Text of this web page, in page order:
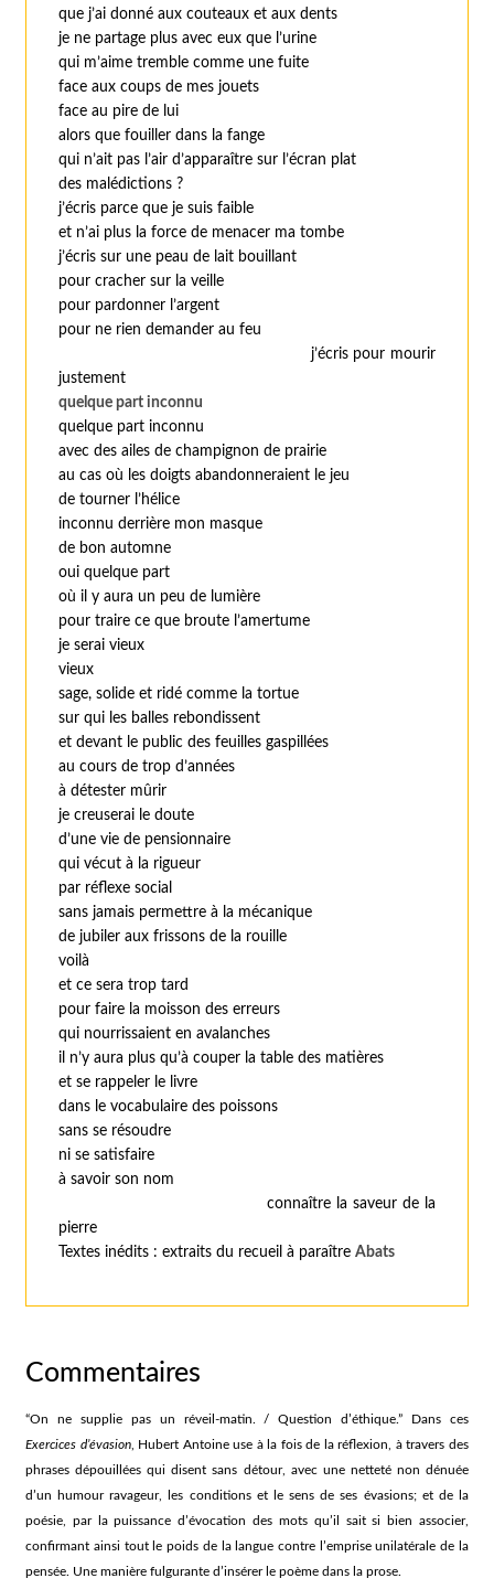
que j’ai donné aux couteaux et aux dents
je ne partage plus avec eux que l’urine
qui m’aime tremble comme une fuite
face aux coups de mes jouets
face au pire de lui
alors que fouiller dans la fange
qui n’ait pas l’air d’apparaître sur l’écran plat
des malédictions ?
j’écris parce que je suis faible
et n’ai plus la force de menacer ma tombe
j’écris sur une peau de lait bouillant
pour cracher sur la veille
pour pardonner l’argent
pour ne rien demander au feu
j’écris pour mourir
justement
quelque part inconnu
quelque part inconnu
avec des ailes de champignon de prairie
au cas où les doigts abandonneraient le jeu
de tourner l’hélice
inconnu derrière mon masque
de bon automne
oui quelque part
où il y aura un peu de lumière
pour traire ce que broute l’amertume
je serai vieux
vieux
sage, solide et ridé comme la tortue
sur qui les balles rebondissent
et devant le public des feuilles gaspillées
au cours de trop d’années
à détester mûrir
je creuserai le doute
d’une vie de pensionnaire
qui vécut à la rigueur
par réflexe social
sans jamais permettre à la mécanique
de jubiler aux frissons de la rouille
voilà
et ce sera trop tard
pour faire la moisson des erreurs
qui nourrissaient en avalanches
il n’y aura plus qu’à couper la table des matières
et se rappeler le livre
dans le vocabulaire des poissons
sans se résoudre
ni se satisfaire
à savoir son nom
connaître la saveur de la
pierre
Textes inédits : extraits du recueil à paraîtreAbats
Commentaires
“On ne supplie pas un réveil-matin. / Question d’éthique.” Dans ces
Exercices d’évasion, Hubert Antoine use à la fois de la réflexion, à travers des
phrases dépouillées qui disent sans détour, avec une netteté non dénuée
d’un humour ravageur, les conditions et le sens de ses évasions; et de la
poésie, par la puissance d’évocation des mots qu’il sait si bien associer,
confirmant ainsi tout le poids de la langue contre l’emprise unilatérale de la
pensée. Une manière fulgurante d’insérer le poème dans la prose.